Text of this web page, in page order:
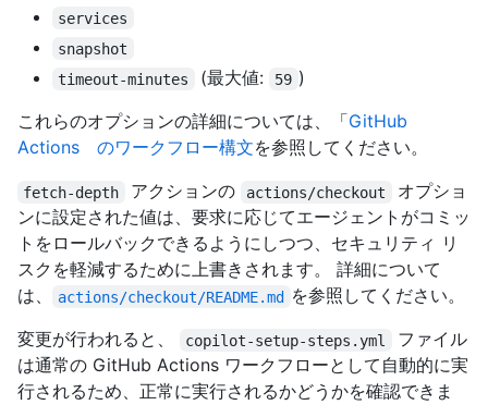
services
snapshot
timeout-minutes
(最大値: 59 )
これらのオプションの詳細については、「GitHub
Actions のワークフロー構文を参照してください。
fetch-depth アクションの actions/checkout
オプショ
ンに設定された値は、要求に応じてエージェントがコミッ
トをロールバックできるようにしつつ、セキュリティ リ
スクを軽減するために上書きされます。 詳細について
は、
actions/checkout/README.md を参照してください。
変更が行われると、
copilot-setup-steps.yml
ファイル
は通常の GitHub Actions ワークフローとして自動的に実
行されるため、正常に実行されるかどうかを確認できま